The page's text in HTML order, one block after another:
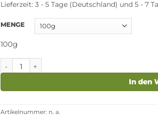
Lieferzeit: 3 - 5 Tage (Deutschland) und 5 - 7
MENGE
100g
Erikablüten Bio ganz Menge
In den
Artikelnummer: n. a.